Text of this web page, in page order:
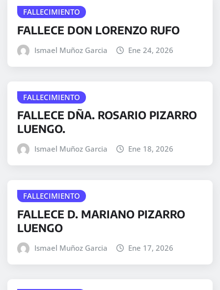
FALLECIMIENTO
FALLECE DON LORENZO RUFO
Ismael Muñoz Garcia Ene 24, 2026
FALLECIMIENTO
FALLECE DÑA. ROSARIO PIZARRO
LUENGO.
Ismael Muñoz Garcia Ene 18, 2026
FALLECIMIENTO
FALLECE D. MARIANO PIZARRO
LUENGO
Ismael Muñoz Garcia Ene 17, 2026